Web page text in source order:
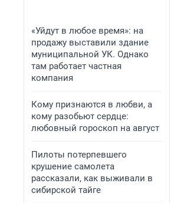
«Уйдут в любое время»: на
продажу выставили здание
муниципальной УК. Однако
там работает частная
компания
Кому признаются в любви, а
кому разобьют сердце:
любовный гороскоп на август
Пилоты потерпевшего
крушение самолета
рассказали, как выживали в
сибирской тайге